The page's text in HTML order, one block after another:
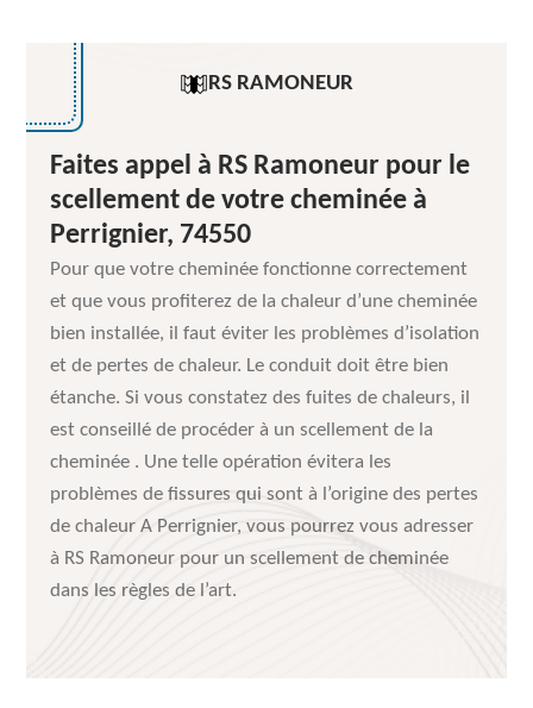
RS RAMONEUR
Faites appel à RS Ramoneur pour le
scellement de votre cheminée à
Perrignier, 74550
Pour que votre cheminée fonctionne correctement
et que vous profiterez de la chaleur d’une cheminée
bien installée, il faut éviter les problèmes d’isolation
et de pertes de chaleur. Le conduit doit être bien
étanche. Si vous constatez des fuites de chaleurs, il
est conseillé de procéder à un scellement de la
cheminée . Une telle opération évitera les
problèmes de fissures qui sont à l’origine des pertes
de chaleur A Perrignier, vous pourrez vous adresser
à RS Ramoneur pour un scellement de cheminée
dans les règles de l’art.